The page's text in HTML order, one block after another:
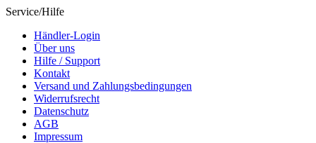
Service/Hilfe
Händler-Login
Über uns
Hilfe / Support
Kontakt
Versand und Zahlungsbedingungen
Widerrufsrecht
Datenschutz
AGB
Impressum